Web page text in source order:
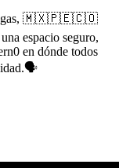
vengas, 🇲🇽🇵🇪🇨🇴
seguro,
en dónde todos